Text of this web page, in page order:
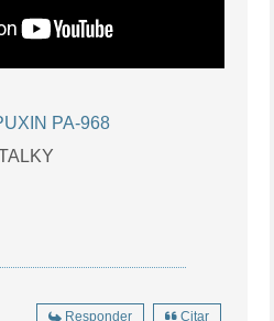
PA-968
Responder Citar